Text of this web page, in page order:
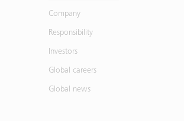
Company
Responsibility
Investors
Global careers
Global news